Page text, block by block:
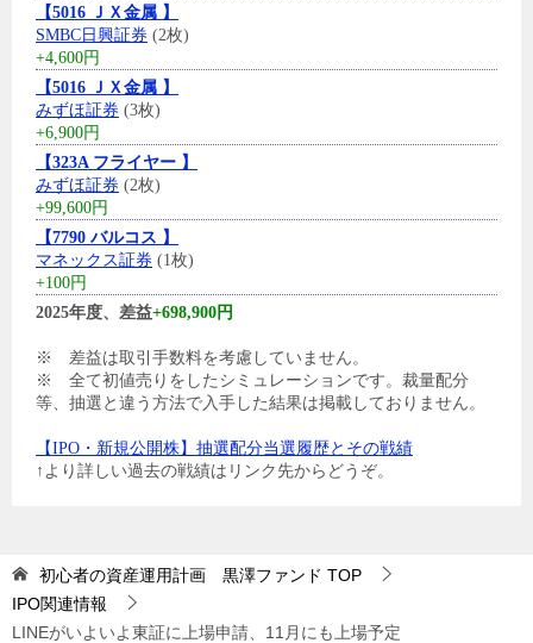
【5016 ＪＸ金属 】
SMBC日興証券 (2枚)
+4,600円
【5016 ＪＸ金属 】
みずほ証券 (3枚)
+6,900円
【323A フライヤー 】
みずほ証券 (2枚)
+99,600円
【7790 バルコス 】
マネックス証券 (1枚)
+100円
2025年度、差益+698,900円
※ 差益は取引手数料を考慮していません。
※ 全て初値売りをしたシミュレーションです。裁量配分
等、抽選と違う方法で入手した結果は掲載しておりません。
【IPO・新規公開株】抽選配分当選履歴とその戦績
↑より詳しい過去の戦績はリンク先からどうぞ。
初心者の資産運用計画 黒澤ファンド TOP
IPO関連情報
LINEがいよいよ東証に上場申請、11月にも上場予定